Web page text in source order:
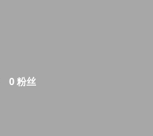
0 粉丝